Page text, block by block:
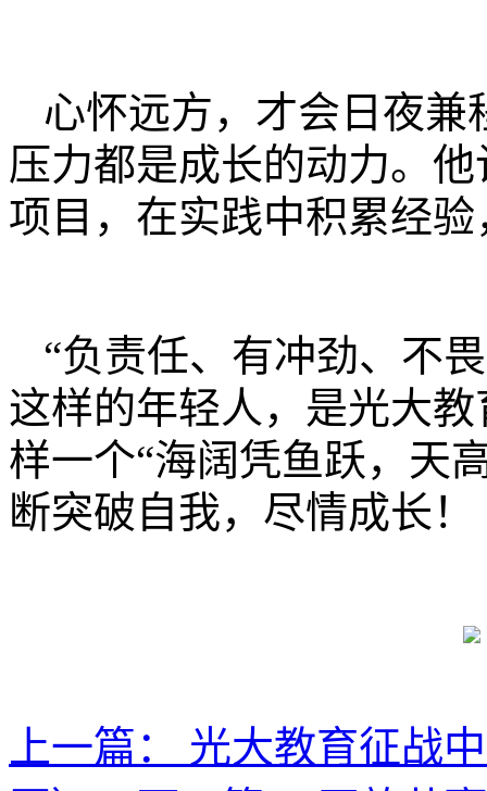
心怀远方，才会日夜
压力都是成长的动力。
项目，在实践中积累经
“负责任、有冲劲、不
这样的年轻人，是光大
样一个“海阔凭鱼跃，天
断突破自我，尽情成长！
上一篇：
光大教育征战